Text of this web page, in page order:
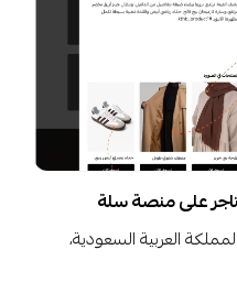
العربية السعودية،